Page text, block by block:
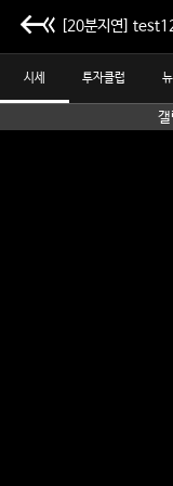
[20분지연]
시세 투자클럽